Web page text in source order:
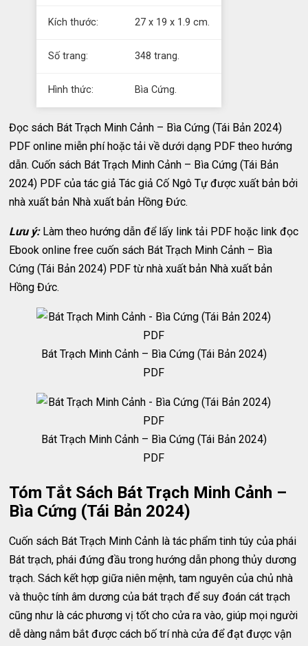
Kích thước: 27 x 19 x 1.9 cm.
Số trang: 348 trang.
Hình thức: Bìa Cứng.
Đọc sách Bát Trạch Minh Cảnh – Bìa Cứng (Tái Bản 2024)
PDF online miễn phí hoặc tải về dưới dạng PDF theo hướng
dẫn. Cuốn sách Bát Trạch Minh Cảnh – Bìa Cứng (Tái Bản
2024) PDF của tác giả Tác giả Cố Ngô Tự được xuất bản bởi
nhà xuất bản Nhà xuất bản Hồng Đức.
Lưu ý:Làm theo hướng dẫn để lấy link tải PDF hoặc link đọc
Ebook online free cuốn sách Bát Trạch Minh Cảnh – Bìa
Cứng (Tái Bản 2024) PDF từ nhà xuất bản Nhà xuất bản
Hồng Đức.
Bát Trạch Minh Cảnh – Bìa Cứng (Tái Bản 2024)
PDF
Bát Trạch Minh Cảnh – Bìa Cứng (Tái Bản 2024)
PDF
Tóm Tắt Sách Bát Trạch Minh Cảnh –
Bìa Cứng (Tái Bản 2024)
Cuốn sách Bát Trạch Minh Cảnh là tác phẩm tinh túy của phái
Bát trạch, phái đứng đầu trong hướng dẫn phong thủy dương
trạch. Sách kết hợp giữa niên mệnh, tam nguyên của chủ nhà
và thuộc tính âm dương của bát trạch để suy đoán cát trạch
cũng như là các phương vị tốt cho cửa ra vào, giúp mọi người
dễ dàng nắm bắt được cách bố trí nhà cửa để đạt được vận